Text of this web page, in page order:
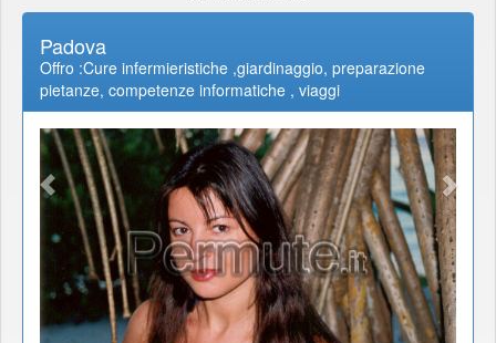
Padova
Offro :Cure infermieristiche ,giardinaggio, preparazione
pietanze, competenze informatiche , viaggi